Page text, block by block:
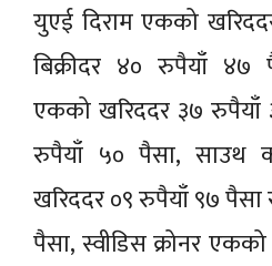
युएई दिराम एकको
बिक्रीदर ४० रुपैयाँ ४७
एकको खरिददर ३७ रुपैयाँ
रुपैयाँ ५० पैसा, साउथ
खरिददर ०९ रुपैयाँ ९७ पैसा
पैसा, स्वीडिस क्रोनर